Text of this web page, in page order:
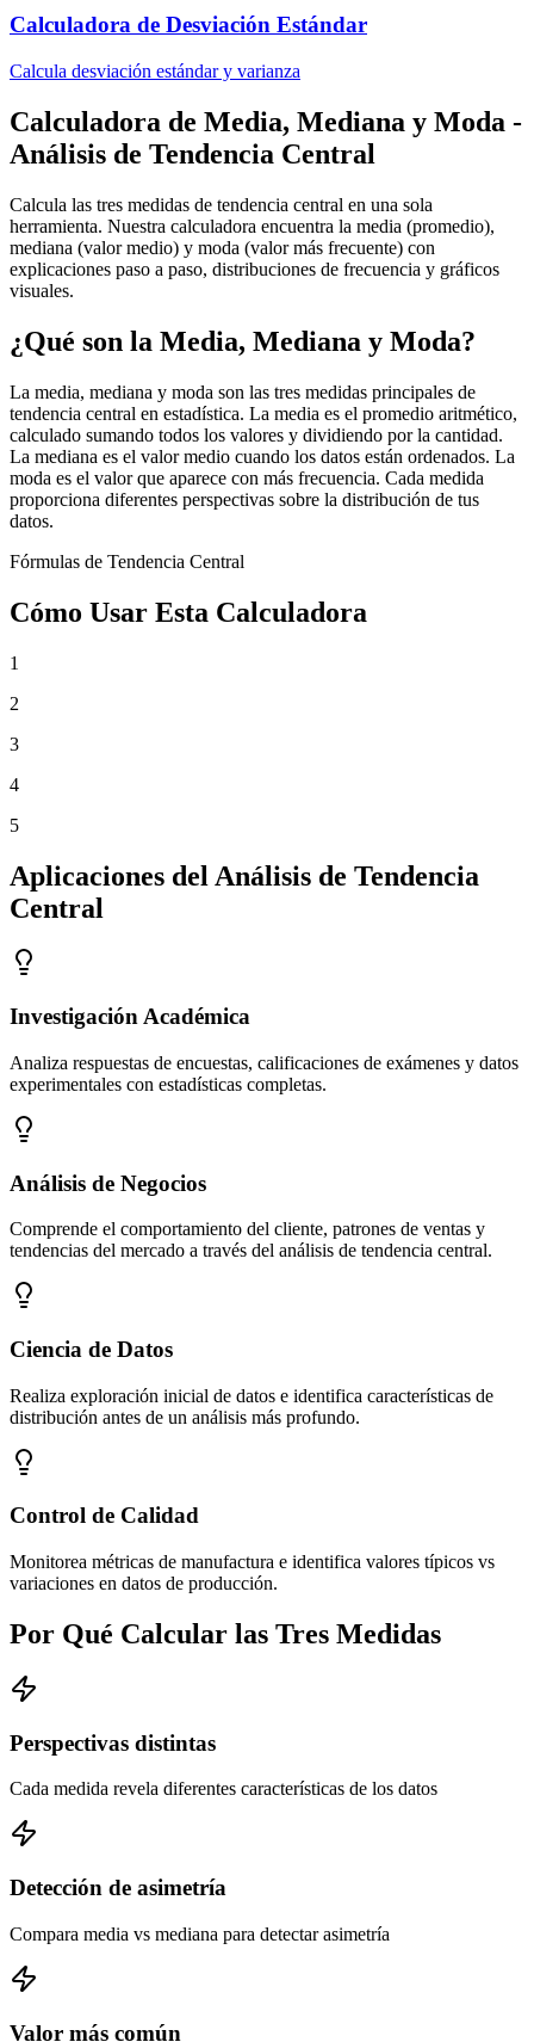
Calculadora de Desviación Estándar
Calcula desviación estándar y varianza
Calculadora de Media, Mediana y Moda -
Análisis de Tendencia Central
Calcula las tres medidas de tendencia central en una sola
herramienta. Nuestra calculadora encuentra la media (promedio),
mediana (valor medio) y moda (valor más frecuente) con
explicaciones paso a paso, distribuciones de frecuencia y gráficos
visuales.
¿Qué son la Media, Mediana y Moda?
La media, mediana y moda son las tres medidas principales de
tendencia central en estadística. La media es el promedio aritmético,
calculado sumando todos los valores y dividiendo por la cantidad.
La mediana es el valor medio cuando los datos están ordenados. La
moda es el valor que aparece con más frecuencia. Cada medida
proporciona diferentes perspectivas sobre la distribución de tus
datos.
Fórmulas de Tendencia Central
Cómo Usar Esta Calculadora
1
2
3
4
5
Aplicaciones del Análisis de Tendencia
Central
Investigación Académica
Analiza respuestas de encuestas, calificaciones de exámenes y datos
experimentales con estadísticas completas.
Análisis de Negocios
Comprende el comportamiento del cliente, patrones de ventas y
tendencias del mercado a través del análisis de tendencia central.
Ciencia de Datos
Realiza exploración inicial de datos e identifica características de
distribución antes de un análisis más profundo.
Control de Calidad
Monitorea métricas de manufactura e identifica valores típicos vs
variaciones en datos de producción.
Por Qué Calcular las Tres Medidas
Perspectivas distintas
Cada medida revela diferentes características de los datos
Detección de asimetría
Compara media vs mediana para detectar asimetría
Valor más común